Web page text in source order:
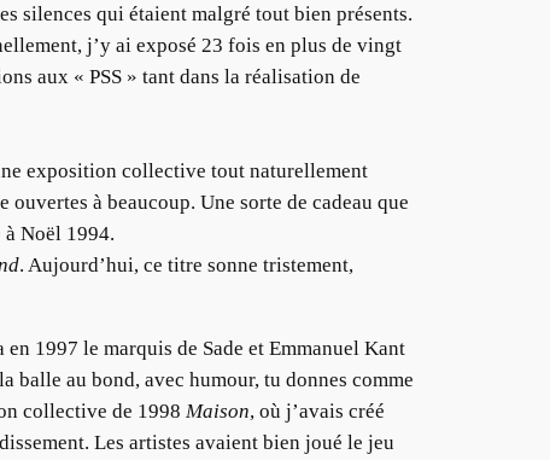
silences qui étaient malgré tout bien présents.
j’y ai exposé 23 fois en plus de vingt
aux « PSS » tant dans la réalisation de
exposition collective tout naturellement
à beaucoup. Une sorte de cadeau que
Noël 1994.
. Aujourd’hui, ce titre sonne tristement,
1997 le marquis de Sade et Emmanuel Kant
balle au bond, avec humour, tu donnes comme
collective de 1998 Maison, où j’avais créé
Les artistes avaient bien joué le jeu